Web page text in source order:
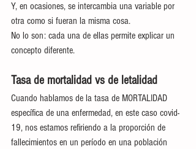
Y, en ocasiones, se intercambia una variable por
otra como si fueran la misma cosa.
No lo son: cada una de ellas permite explicar un
concepto diferente.
Tasa de mortalidad vs de letalidad
Cuando hablamos de la tasa de MORTALIDAD
específica de una enfermedad, en este caso covid-
19, nos estamos refiriendo a la proporción de
fallecimientos en un período en una población